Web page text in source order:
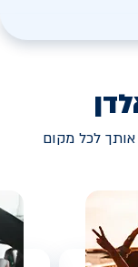
לכל מקום